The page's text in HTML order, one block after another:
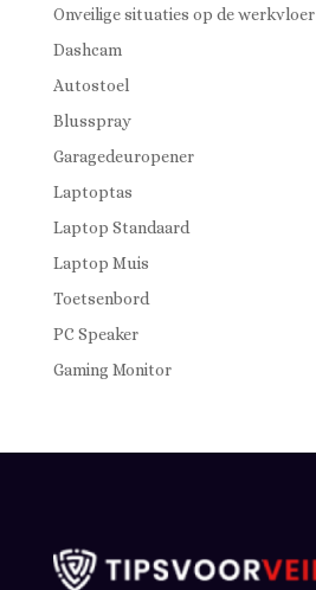
Onveilige situaties op de werkvloer
Dashcam
Autostoel
Blusspray
Garagedeuropener
Laptoptas
Laptop Standaard
Laptop Muis
Toetsenbord
PC Speaker
Gaming Monitor